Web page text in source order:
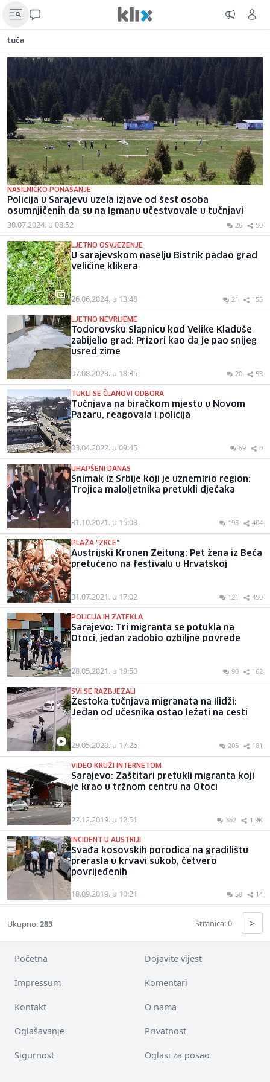
tuča
NASILNIČKO PONAŠANJE
Policija u Sarajevu uzela izjave od šest osoba
osumnjičenih da su na Igmanu učestvovale u tučnjavi
30.07.2024. u 08:52 26 50
LJETNO OSVJEŽENJE
U sarajevskom naselju Bistrik padao grad
veličine klikera
26.06.2024. u 13:48 21 155
LJETNO NEVRIJEME
Todorovsku Slapnicu kod Velike Kladuše
zabijelio grad: Prizori kao da je pao snijeg
usred zime
07.08.2023. u 18:35 20 53
TUKLI SE ČLANOVI ODBORA
Tučnjava na biračkom mjestu u Novom
Pazaru, reagovala i policija
03.04.2022. u 09:45 69 0
UHAPŠENI DANAS
Snimak iz Srbije koji je uznemirio region:
Trojica maloljetnika pretukli dječaka
31.10.2021. u 15:08 193 404
PLAŽA "ZRĆE"
Austrijski Kronen Zeitung: Pet žena iz Beča
pretučeno na festivalu u Hrvatskoj
31.07.2021. u 17:02 121 450
POLICIJA IH ZATEKLA
Sarajevo: Tri migranta se potukla na
Otoci, jedan zadobio ozbiljne povrede
28.05.2021. u 19:50 90 162
SVI SE RAZBJEŽALI
Žestoka tučnjava migranata na Ilidži:
Jedan od učesnika ostao ležati na cesti
29.05.2020. u 17:25 205 181
VIDEO KRUŽI INTERNETOM
Sarajevo: Zaštitari pretukli migranta koji
je krao u tržnom centru na Otoci
22.12.2019. u 12:51 362 1.9K
INCIDENT U AUSTRIJI
Svađa kosovskih porodica na gradilištu
prerasla u krvavi sukob, četvero
povrijeđenih
18.09.2019. u 10:21 58 14
Ukupno:283 Stranica: 0 >
Početna Dojavite vijest
Impressum Komentari
Kontakt O nama
Oglašavanje Privatnost
Sigurnost Oglasi za posao